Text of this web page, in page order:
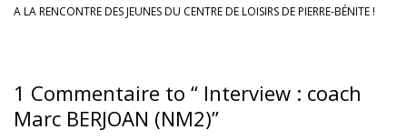
A LA RENCONTRE DES JEUNES DU CENTRE DE LOISIRS DE PIERRE-BÉNITE !
1 Commentaire to “ Interview : coach
Marc BERJOAN (NM2)”